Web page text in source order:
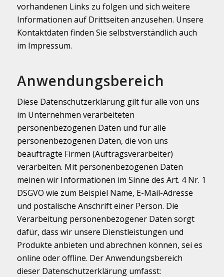
vorhandenen Links zu folgen und sich weitere
Informationen auf Drittseiten anzusehen. Unsere
Kontaktdaten finden Sie selbstverständlich auch
im Impressum.
Anwendungsbereich
Diese Datenschutzerklärung gilt für alle von uns
im Unternehmen verarbeiteten
personenbezogenen Daten und für alle
personenbezogenen Daten, die von uns
beauftragte Firmen (Auftragsverarbeiter)
verarbeiten. Mit personenbezogenen Daten
meinen wir Informationen im Sinne des Art. 4 Nr. 1
DSGVO wie zum Beispiel Name, E-Mail-Adresse
und postalische Anschrift einer Person. Die
Verarbeitung personenbezogener Daten sorgt
dafür, dass wir unsere Dienstleistungen und
Produkte anbieten und abrechnen können, sei es
online oder offline. Der Anwendungsbereich
dieser Datenschutzerklärung umfasst: